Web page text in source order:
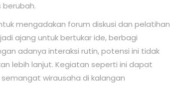
mengadakan forum diskusi dan pelatihan
ajang untuk bertukar ide, berbagi
adanya interaksi rutin, potensi ini tidak
lebih lanjut. Kegiatan seperti ini dapat
wirausaha di kalangan